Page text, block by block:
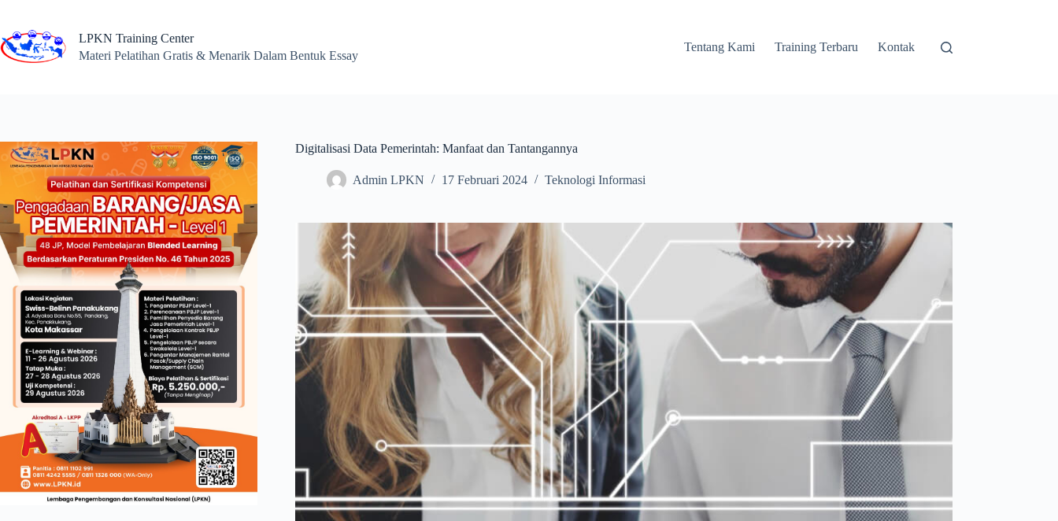
content
LPKN Training Center
Materi Pelatihan Gratis & Menarik Dalam Bentuk Essay
Tentang Kami Training Terbaru Kontak
Digitalisasi Data Pemerintah: Manfaat dan Tantangannya
Admin LPKN 17 Februari 2024 Teknologi Informasi